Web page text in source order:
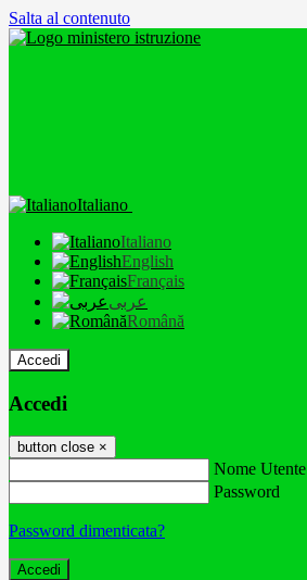
Salta al contenuto
Italiano
Italiano
English
Français
عربى
Română
Accedi
Accedi
button close ×
Nome Utente
Password
Password dimenticata?